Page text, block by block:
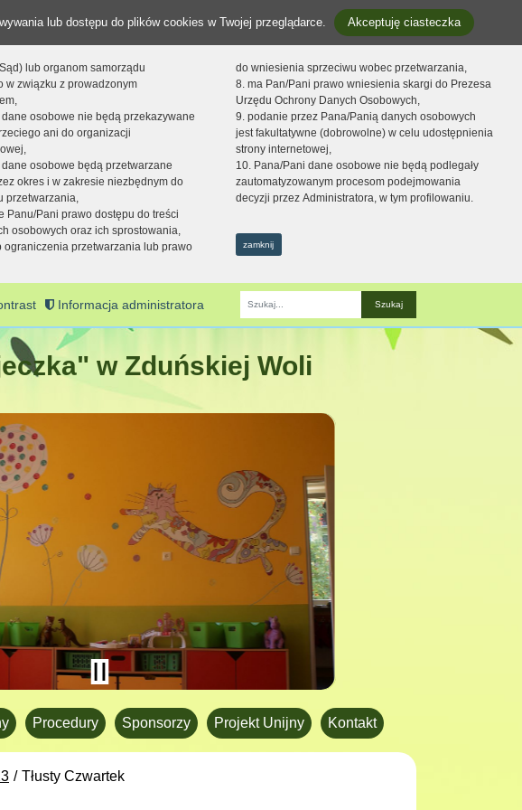
lub dostępu do plików cookies w Twojej przeglądarce. Akceptuję ciasteczka
lub organom samorządu
w związku z prowadzonym
osobowe nie będą przekazywane
ani do organizacji
osobowe będą przetwarzane
okres i w zakresie niezbędnym do
przetwarzania,
Panu/Pani prawo dostępu do treści
osobowych oraz ich sprostowania,
ograniczenia przetwarzania lub prawo
do wniesienia sprzeciwu wobec przetwarzania,
8. ma Pan/Pani prawo wniesienia skargi do Prezesa
Urzędu Ochrony Danych Osobowych,
9. podanie przez Pana/Panią danych osobowych
jest fakultatywne (dobrowolne) w celu udostępnienia
strony internetowej,
10. Pana/Pani dane osobowe nie będą podlegały
zautomatyzowanym procesom podejmowania
decyzji przez Administratora, w tym profilowaniu.
zamknij
Informacja administratora
Fraza
w Zduńskiej Woli
Procedury Sponsorzy Projekt Unijny Kontakt
Tłusty Czwartek